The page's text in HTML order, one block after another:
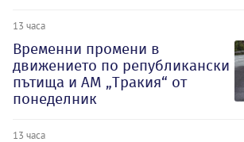
13 часа
Временни промени в
движението по републикански
пътища и АМ „Тракия“ от
понеделник
13 часа